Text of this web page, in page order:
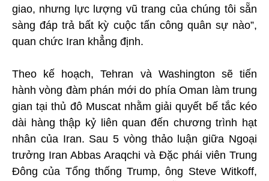
giao, nhưng lực lượng vũ trang của chúng tôi sẵn
sàng đáp trả bất kỳ cuộc tấn công quân sự nào”,
quan chức Iran khẳng định.
Theo kế hoạch, Tehran và Washington sẽ tiến
hành vòng đàm phán mới do phía Oman làm trung
gian tại thủ đô Muscat nhằm giải quyết bế tắc kéo
dài hàng thập kỷ liên quan đến chương trình hạt
nhân của Iran. Sau 5 vòng thảo luận giữa Ngoại
trưởng Iran Abbas Araqchi và Đặc phái viên Trung
Đông của Tổng thống Trump, ông Steve Witkoff,